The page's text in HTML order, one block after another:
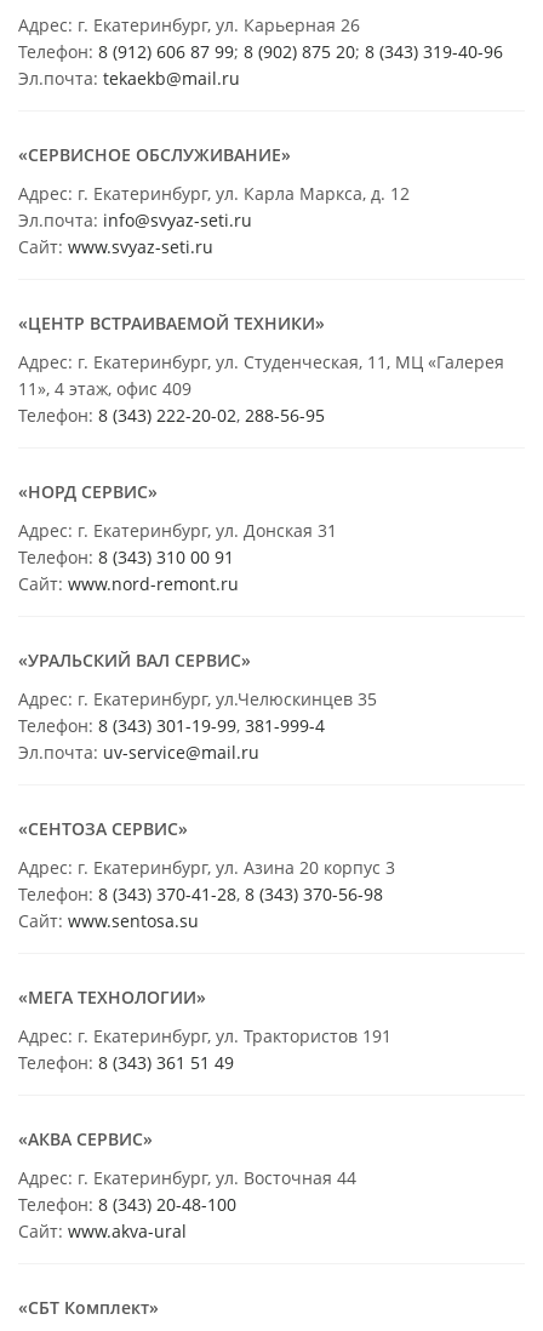
Адрес: г. Екатеринбург, ул. Карьерная 26
Телефон: 8 (912) 606 87 99; 8 (902) 875 20; 8 (343) 319-40-96
Эл.почта: tekaekb@mail.ru
«СЕРВИСНОЕ ОБСЛУЖИВАНИЕ»
Адрес: г. Екатеринбург, ул. Карла Маркса, д. 12
Эл.почта: info@svyaz-seti.ru
Сайт: www.svyaz-seti.ru
«ЦЕНТР ВСТРАИВАЕМОЙ ТЕХНИКИ»
Адрес: г. Екатеринбург, ул. Студенческая, 11, МЦ «Галерея
11», 4 этаж, офис 409
Телефон: 8 (343) 222-20-02, 288-56-95
«НОРД СЕРВИС»
Адрес: г. Екатеринбург, ул. Донская 31
Телефон: 8 (343) 310 00 91
Сайт: www.nord-remont.ru
«УРАЛЬСКИЙ ВАЛ СЕРВИС»
Адрес: г. Екатеринбург, ул.Челюскинцев 35
Телефон: 8 (343) 301-19-99, 381-999-4
Эл.почта: uv-service@mail.ru
«СЕНТОЗА СЕРВИС»
Адрес: г. Екатеринбург, ул. Азина 20 корпус 3
Телефон: 8 (343) 370-41-28, 8 (343) 370-56-98
Сайт: www.sentosa.su
«МЕГА ТЕХНОЛОГИИ»
Адрес: г. Екатеринбург, ул. Трактористов 191
Телефон: 8 (343) 361 51 49
«АКВА СЕРВИС»
Адрес: г. Екатеринбург, ул. Восточная 44
Телефон: 8 (343) 20-48-100
Сайт: www.akva-ural
«СБТ Комплект»